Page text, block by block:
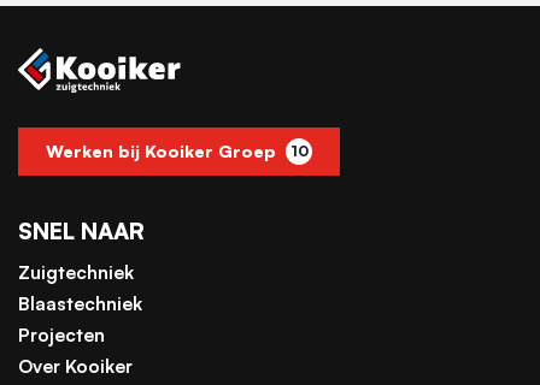
Werken bij Kooiker Groep 10
SNEL NAAR
Zuigtechniek
Blaastechniek
Projecten
Over Kooiker